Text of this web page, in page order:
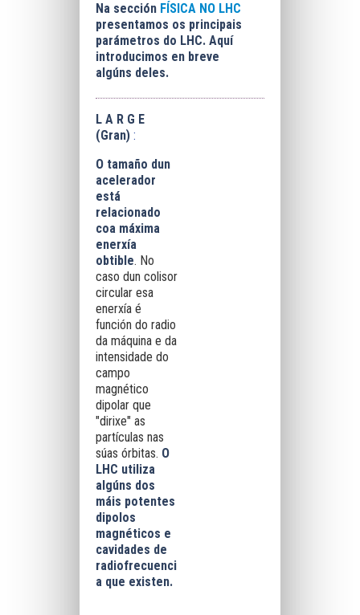
Na sección FÍSICA NO LHC
presentamos os principais
parámetros do LHC. Aquí
introducimos en breve
algúns deles.
L A R G E
(Gran) :
O tamaño dun
acelerador
está
relacionado
coa máxima
enerxía
obtible. No
caso dun colisor
circular esa
enerxía é
función do radio
da máquina e da
intensidade do
campo
magnético
dipolar que
"dirixe" as
partículas nas
súas órbitas. O
LHC utiliza
algúns dos
máis potentes
dipolos
magnéticos e
cavidades de
radiofrecuenci
a que existen.